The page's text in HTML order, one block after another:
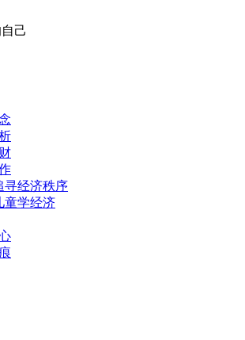
己
寻经济秩序
童学经济